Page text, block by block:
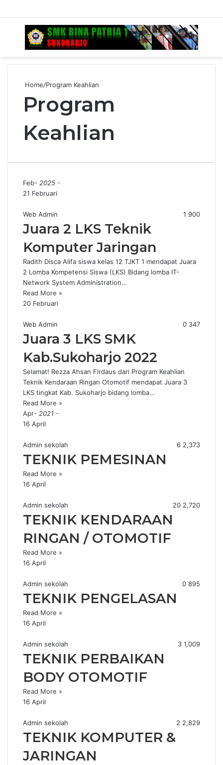
Menu
Home/Program Keahlian
Program
Keahlian
Feb- 2025 -
21 Februari
Web Admin 1 900
Juara 2 LKS Teknik
Komputer Jaringan
Radith Disca Alifa siswa kelas 12 TJKT 1 mendapat Juara
2 Lomba Kompetensi Siswa (LKS) Bidang lomba IT-
Network System Administration…
Read More »
20 Februari
Web Admin 0 347
Juara 3 LKS SMK
Kab.Sukoharjo 2022
Selamat! Rezza Ahsan Firdaus dari Program Keahlian
Teknik Kendaraan Ringan Otomotif mendapat Juara 3
LKS tingkat Kab. Sukoharjo bidang lomba…
Read More »
Apr- 2021 -
16 April
Admin sekolah 6 2,373
TEKNIK PEMESINAN
Read More »
16 April
Admin sekolah 20 2,720
TEKNIK KENDARAAN
RINGAN / OTOMOTIF
Read More »
16 April
Admin sekolah 0 895
TEKNIK PENGELASAN
Read More »
16 April
Admin sekolah 3 1,009
TEKNIK PERBAIKAN
BODY OTOMOTIF
Read More »
16 April
Admin sekolah 2 2,829
TEKNIK KOMPUTER &
JARINGAN